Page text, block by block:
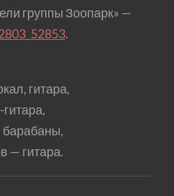
группы Зоопарк» —
.
гитара,
— гитара.